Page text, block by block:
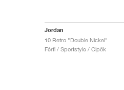
Jordan
10 Retro "Double Nickel"
Férfi / Sportstyle / Cipők